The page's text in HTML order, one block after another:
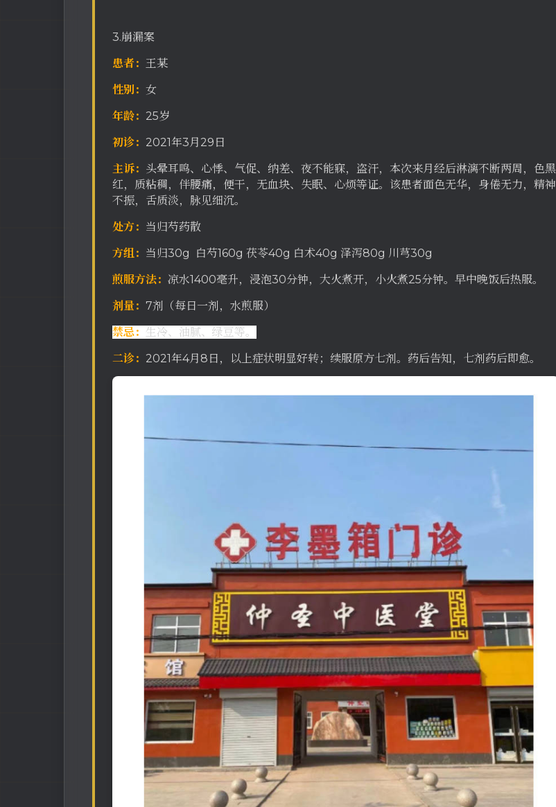
3.崩漏案
患者： 王某
性别： 女
年龄： 25岁
初诊： 2021年3月29日
主诉： 头晕耳鸣、心悸、气促、纳差、夜不能寐，盗汗，本次来月经后淋漓不断两周，色黑
红，质粘稠，伴腰痛，便干，无血块、失眠、心烦等证。该患者面色无华，身倦无力，精神
不振，舌质淡，脉见细沉。
处方： 当归芍药散
方组： 当归30g 白芍160g 茯苓40g 白术40g 泽泻80g 川芎30g
煎服方法： 凉水1400毫升，浸泡30分钟，大火煮开，小火煮25分钟。早中晚饭后热服。
剂量： 7剂（每日一剂，水煎服）
禁忌：
生冷、油腻、绿豆等。
二诊： 2021年4月8日，以上症状明显好转；续服原方七剂。药后告知，七剂药后即愈。